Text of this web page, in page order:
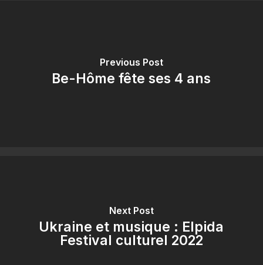
Previous Post
Be-Hôme fête ses 4 ans
Next Post
Ukraine et musique : Elpida
Festival culturel 2022